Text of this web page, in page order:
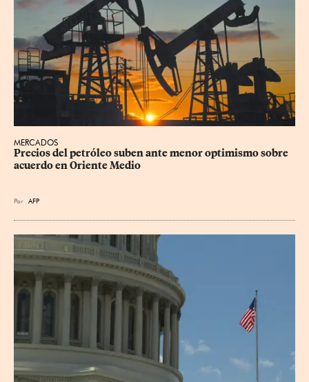
MERCADOS
Precios del petróleo suben ante menor optimismo sobre
acuerdo en Oriente Medio
Por AFP